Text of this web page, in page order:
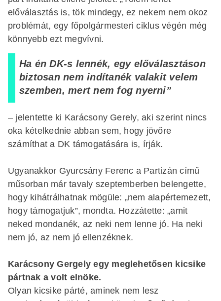
előválasztás is, tök mindegy, ez nekem nem okoz
problémát, egy főpolgármesteri ciklus végén még
könnyebb ezt megvívni.
Ha én DK-s lennék, egy előválasztáson
biztosan nem indítanék valakit velem
szemben, mert nem fog nyerni”
– jelentette ki Karácsony Gerely, aki szerint nincs
oka kételkednie abban sem, hogy jövőre
számíthat a DK támogatására is, írják.
Ugyanakkor Gyurcsány Ferenc a Partizán című
műsorban már tavaly szeptemberben belengette,
hogy kihátrálhatnak mögüle: „nem alapértemezett,
hogy támogatjuk”, mondta. Hozzátette: „amit
neked mondanék, az neki nem lenne jó. Ha neki
nem jó, az nem jó ellenzéknek.
Karácsony Gergely egy meglehetősen kicsike
pártnak a volt elnöke.
Olyan kicsike párté, aminek nem lesz